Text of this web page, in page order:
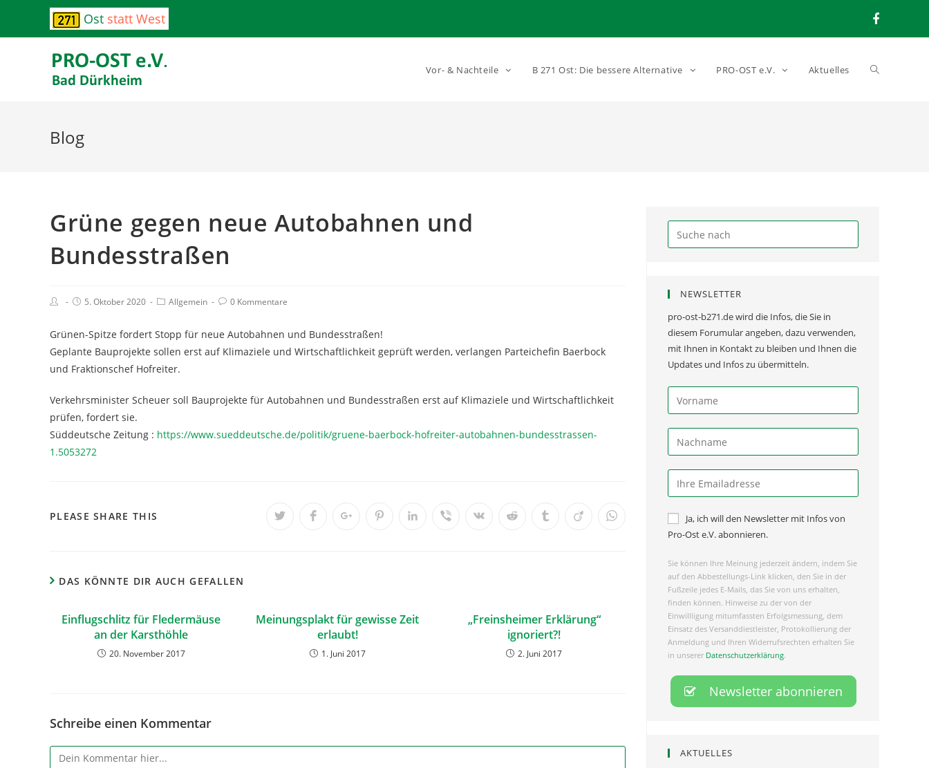
Ost statt West
Vor- & Nachteile B 271 Ost: Die bessere Alternative PRO-OST e.V. Aktuelles
Blog
Grüne gegen neue Autobahnen und
Bundesstraßen
5. Oktober 2020 Allgemein 0 Kommentare
Grünen-Spitze fordert Stopp für neue Autobahnen und Bundesstraßen!
Geplante Bauprojekte sollen erst auf Klimaziele und Wirtschaftlichkeit geprüft werden, verlangen Parteichefin Baerbock
und Fraktionschef Hofreiter.
Verkehrsminister Scheuer soll Bauprojekte für Autobahnen und Bundesstraßen erst auf Klimaziele und Wirtschaftlichkeit
prüfen, fordert sie.
Süddeutsche Zeitung : https://www.sueddeutsche.de/politik/gruene-baerbock-hofreiter-autobahnen-bundesstrassen-
1.5053272
PLEASE SHARE THIS
DAS KÖNNTE DIR AUCH GEFALLEN
Einflugschlitz für Fledermäuse
an der Karsthöhle
20. November 2017
Meinungsplakt für gewisse Zeit
erlaubt!
1. Juni 2017
„Freinsheimer Erklärung“
ignoriert?!
2. Juni 2017
Schreibe einen Kommentar
NEWSLETTER
pro-ost-b271.de wird die Infos, die Sie in
diesem Forumular angeben, dazu verwenden,
mit Ihnen in Kontakt zu bleiben und Ihnen die
Updates und Infos zu übermitteln.
Ja, ich will den Newsletter mit Infos von
Pro-Ost e.V. abonnieren.
Sie können Ihre Meinung jederzeit ändern, indem Sie
auf den Abbestellungs-Link klicken, den Sie in der
Fußzeile jedes E-Mails, das Sie von uns erhalten,
finden können. Hinweise zu der von der
Einwillligung mitumfassten Erfolgsmessung, dem
Einsatz des Versanddiestleister, Protokollierung der
Anmeldung und Ihren Widerrufsrechten erhalten Sie
in unserer Datenschutzerklärung.
AKTUELLES